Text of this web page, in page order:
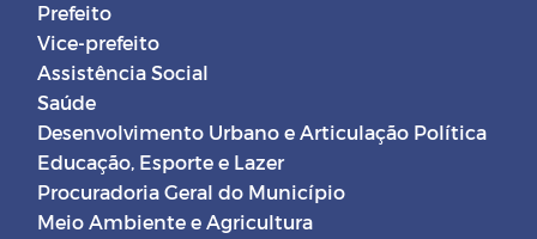
Prefeito
Vice-prefeito
Assistência Social
Saúde
Desenvolvimento Urbano e Articulação Política
Educação, Esporte e Lazer
Procuradoria Geral do Município
Meio Ambiente e Agricultura